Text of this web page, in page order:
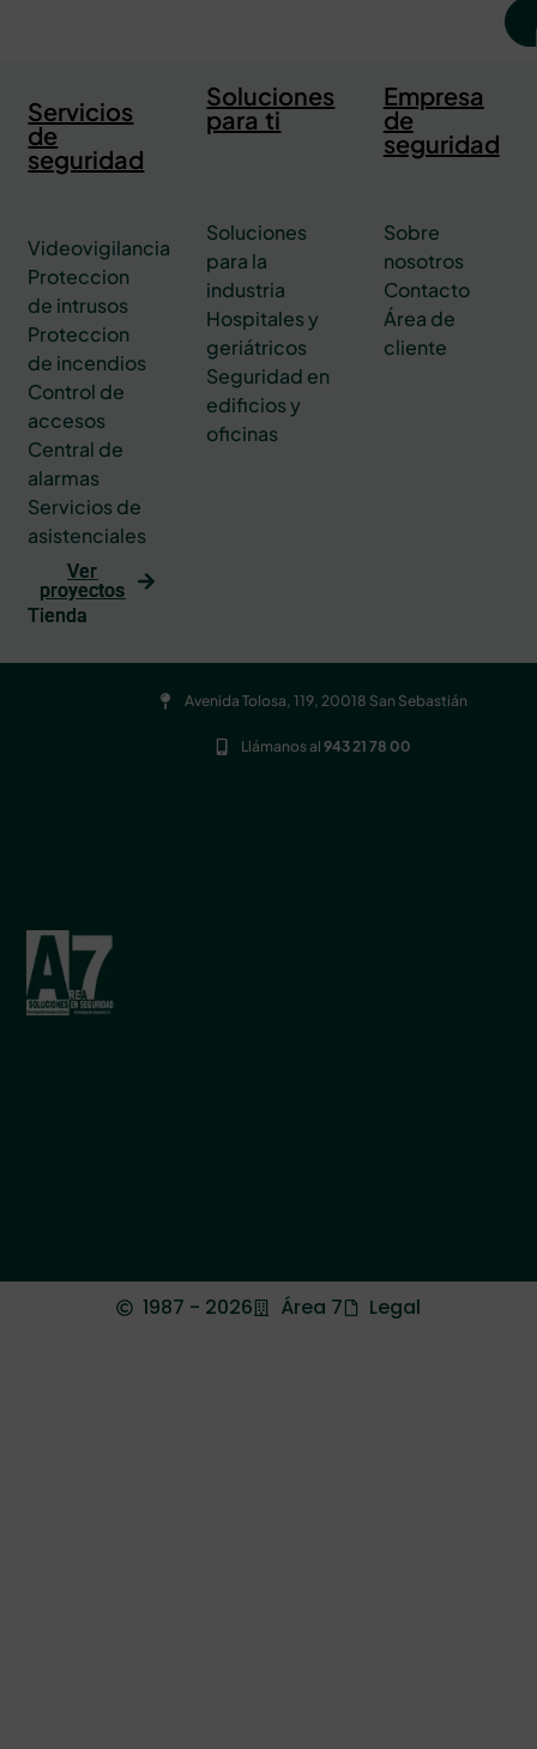
Servicios
de
seguridad
Videovigilancia
Proteccion
de intrusos
Proteccion
de incendios
Control de
accesos
Central de
alarmas
Servicios de
asistenciales
Ver
proyectos
Tienda
Soluciones
para ti
Soluciones
para la
industria
Hospitales y
geriátricos
Seguridad en
edificios y
oficinas
Empresa
de
seguridad
Sobre
nosotros
Contacto
Área de
cliente
Avenida Tolosa, 119, 20018 San Sebastián
Llámanos al 943 21 78 00
1987 - 2026 Área 7 Legal